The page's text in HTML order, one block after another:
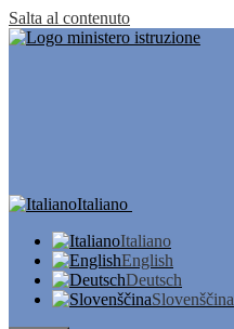
Salta al contenuto
Italiano
Italiano
English
Deutsch
Slovenščina